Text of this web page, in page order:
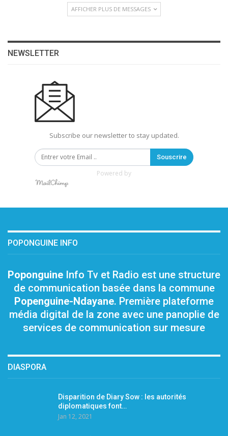
AFFICHER PLUS DE MESSAGES
NEWSLETTER
Subscribe our newsletter to stay updated.
Souscrire
Powered by
POPONGUINE INFO
Poponguine Info Tv et Radio est une structure
de communication basée dans la commune
Popenguine-Ndayane. Première plateforme
média digital de la zone avec une panoplie de
services de communication sur mesure
DIASPORA
Disparition de Diary Sow : les autorités
diplomatiques font…
Jan 12, 2021